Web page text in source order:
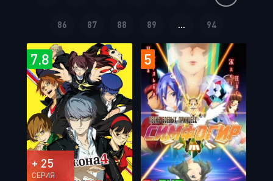
86 87 88 89 ... 94
7.8
+ 25
СЕРИЯ
5